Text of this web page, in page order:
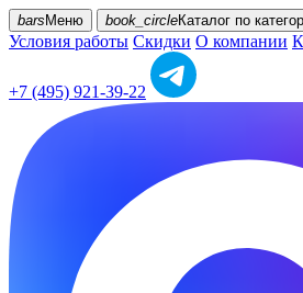
bars Меню book_circleКаталог по
Условия работы Скидки О компании
+7 (495) 921-39-22